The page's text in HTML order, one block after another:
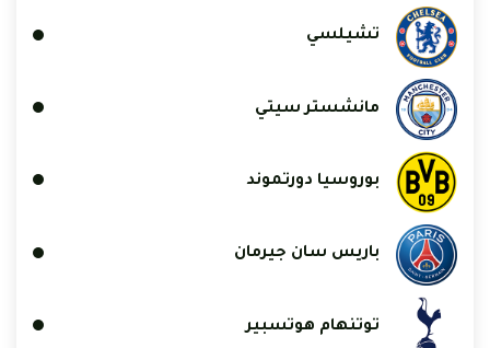
تشيلسي
مانشستر سيتي
بوروسيا دورتموند
باريس سان جيرمان
توتنهام هوتسبير